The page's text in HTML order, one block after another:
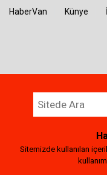
HaberVan Künye
Sitemizde kullanılan